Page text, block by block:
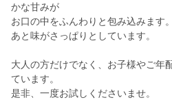
かな甘みが
お口の中をふんわりと包み込みます。
あと味がさっぱりとしています。
大人の方だけでなく、お子様やご年
ています。
是非、一度お試しくださいませ。